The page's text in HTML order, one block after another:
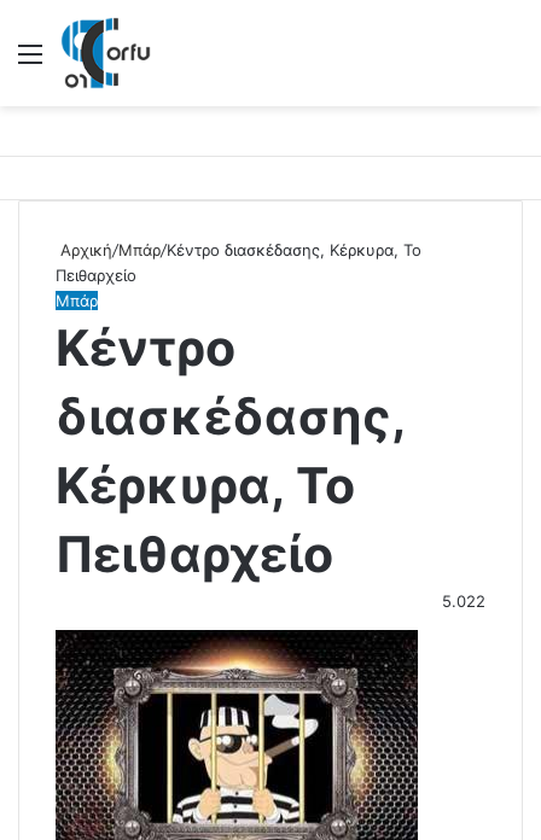
Μενού
Αρχική/Μπάρ/Κέντρο διασκέδασης, Κέρκυρα, Το
Πειθαρχείο
Μπάρ
Κέντρο
διασκέδασης,
Κέρκυρα, Το
Πειθαρχείο
5.022